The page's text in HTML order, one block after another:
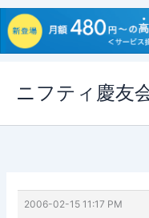
ス
ニフティ慶友
2006-02-15 11:17 PM